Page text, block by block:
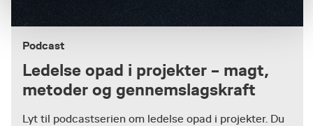
Podcast
Ledelse opad i projekter – magt,
metoder og gennemslagskraft
Lyt til podcastserien om ledelse opad i projekter. Du